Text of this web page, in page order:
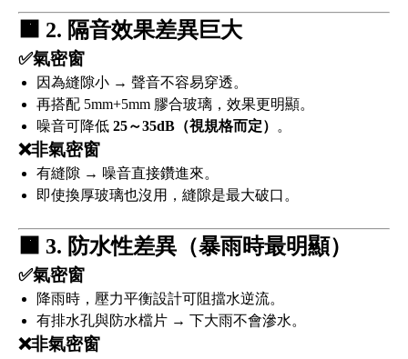
🟧 2. 隔音效果差異巨大
✅氣密窗
因為縫隙小 → 聲音不容易穿透。
再搭配 5mm+5mm 膠合玻璃，效果更明顯。
噪音可降低 25～35dB（視規格而定） 。
❌非氣密窗
有縫隙 → 噪音直接鑽進來。
即使換厚玻璃也沒用，縫隙是最大破口。
🟧 3. 防水性差異（暴雨時最明顯）
✅氣密窗
降雨時，壓力平衡設計可阻擋水逆流。
有排水孔與防水檔片 → 下大雨不會滲水。
❌非氣密窗